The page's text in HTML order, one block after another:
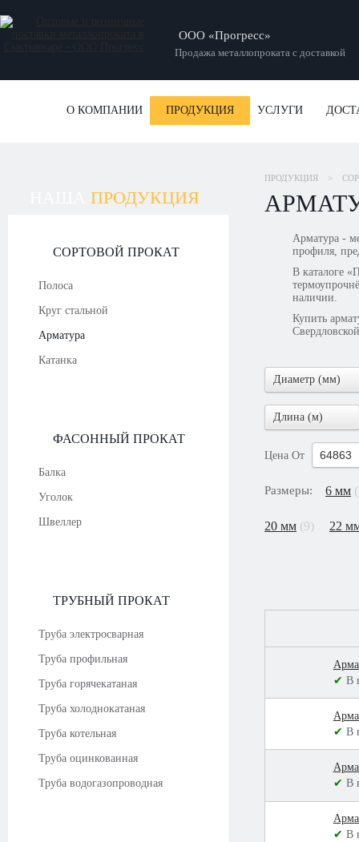
ООО «Прогресс»
Продажа металлопроката с доставкой
О КОМПАНИИ ПРОДУКЦИЯ УСЛУГИ
ПРОДУКЦИЯ
СОРТОВОЙ ПРОКАТ
Полоса
Круг стальной
Арматура
Катанка
ФАСОННЫЙ ПРОКАТ
Балка
Уголок
Швеллер
ТРУБНЫЙ ПРОКАТ
Труба электросварная
Труба профильная
Труба горячекатаная
Труба холоднокатаная
Труба котельная
Труба оцинкованная
Труба водогазопроводная
ПРОДУКЦИЯ >
Арматура -
профиля,
В каталоге
наличии.
Купить
Диаметр (мм)
Длина (м)
Цена От
Размеры: 6 мм
20 мм (9) 22
✔ В
✔ В
✔ В
✔ В